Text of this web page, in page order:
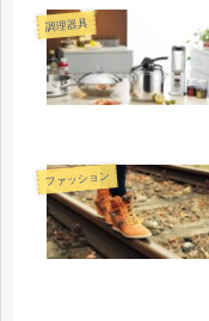
調理器具
ファッション